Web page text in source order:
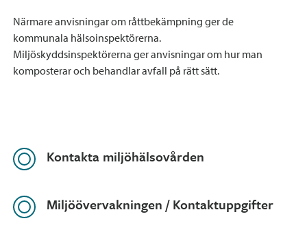
Närmare anvisningar om råttbekämpning ger de
kommunala hälsoinspektörerna.
Miljöskyddsinspektörerna ger anvisningar om hur man
komposterar och behandlar avfall på rätt sätt.
Kontakta miljöhälsovården
Miljöövervakningen / Kontaktuppgifter